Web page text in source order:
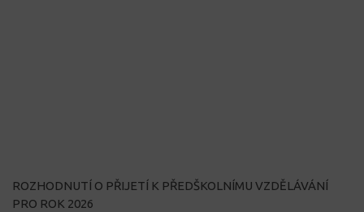
ROZHODNUTÍ O PŘIJETÍ K PŘEDŠKOLNÍMU VZDĚLÁVÁNÍ
PRO ROK 2026